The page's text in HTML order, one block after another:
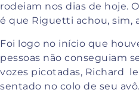
rodeiam nos dias de hoje.
é que Riguetti achou, sim,
Foi logo no início que
pessoas não conseguiam
vozes picotadas, Richard
sentado no colo de seu avô.